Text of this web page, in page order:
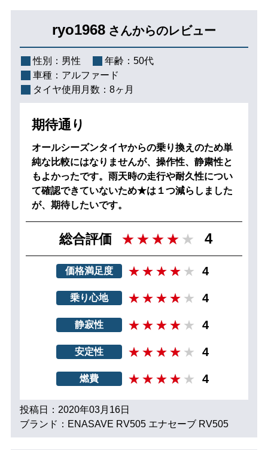
ryo1968 さんからのレビュー
性別： 男性 年齢： 50代
車種： アルファード
タイヤ使用月数： 8ヶ月
期待通り
オールシーズンタイヤからの乗り換えのため単
純な比較にはなりませんが、操作性、静粛性と
もよかったです。雨天時の走行や耐久性につい
て確認できていないため★は１つ減らしました
が、期待したいです。
総合評価 4
価格満足度 4
乗り心地 4
静寂性 4
安定性 4
燃費 4
投稿日：2020年03月16日
ブランド：ENASAVE RV505 エナセーブ RV505